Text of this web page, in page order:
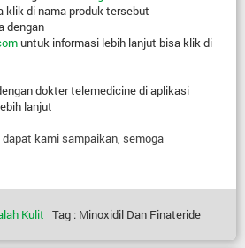
klik di nama produk tersebut
dengan
untuk informasi lebih lanjut bisa klik di
dokter telemedicine di aplikasi
lanjut
kami sampaikan, semoga
Kulit Tag : Minoxidil Dan Finateride